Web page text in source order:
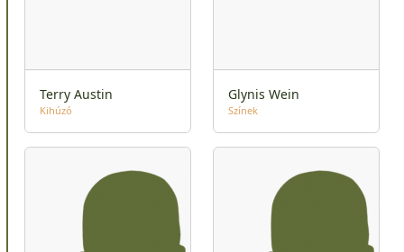
Terry Austin
Kihúzó
Glynis Wein
Színek